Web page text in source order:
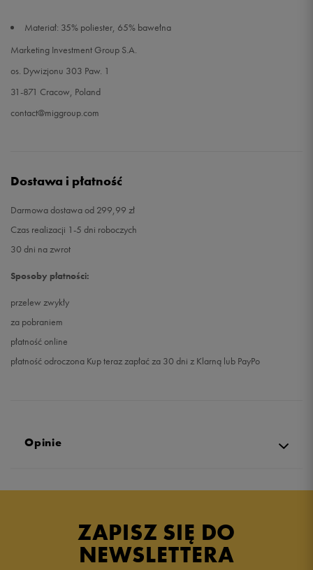
Materiał: 35% poliester, 65% bawełna
Marketing Investment Group S.A.
os. Dywizjonu 303 Paw. 1
31-871 Cracow, Poland
contact@miggroup.com
Dostawa i płatność
Darmowa dostawa od 299,99 zł
Czas realizacji 1-5 dni roboczych
30 dni na zwrot
Sposoby płatności:
przelew zwykły
za pobraniem
płatność online
płatność odroczona Kup teraz zapłać za 30 dni z Klarną lub PayPo
Opinie
ZAPISZ SIĘ DO
NEWSLETTERA